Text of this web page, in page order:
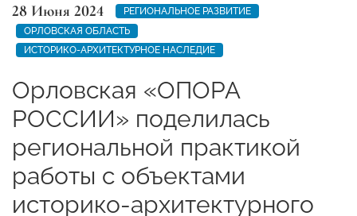
28 Июня 2024
РЕГИОНАЛЬНОЕ РАЗВИТИЕ
ОРЛОВСКАЯ ОБЛАСТЬ
ИСТОРИКО-АРХИТЕКТУРНОЕ НАСЛЕДИЕ
Орловская «ОПОРА
РОССИИ» поделилась
региональной практикой
работы с объектами
историко-архитектурного